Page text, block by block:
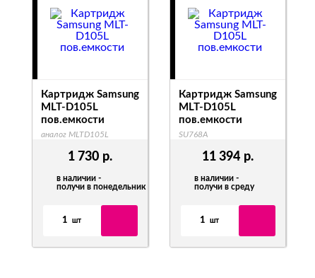
1 730 р.
в наличии -
получи в понедельник
1 шт
Картридж Samsung
MLT-D105L
пов.емкости
аналог MLTD105L
11 394 р.
в наличии -
получи в среду
1 шт
Картридж Samsung
MLT-D105L
пов.емкости
SU768A